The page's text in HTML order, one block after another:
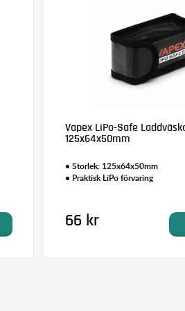
Vapex LiPo-Safe
125x64x50mm
• Storlek: 125x64x50mm
• Praktisk LiPo förvaring
66 kr